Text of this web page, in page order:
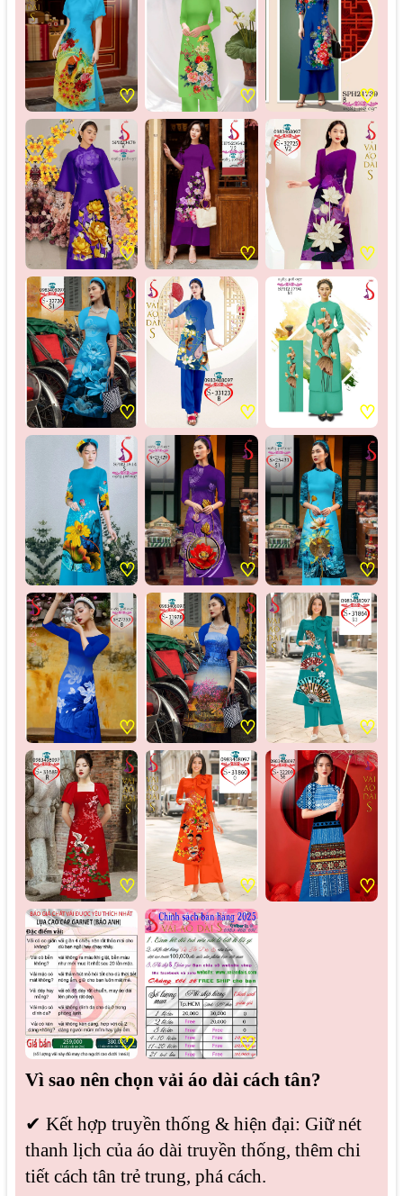
♡ ♡ ♡
♡ ♡ ♡
♡ ♡ ♡
♡ ♡ ♡
♡ ♡ ♡
♡ ♡ ♡
♡
♡
Vì sao nên chọn vải áo dài cách tân?
✔ Kết hợp truyền thống & hiện đại: Giữ nét
thanh lịch của áo dài truyền thống, thêm chi
tiết cách tân trẻ trung, phá cách.